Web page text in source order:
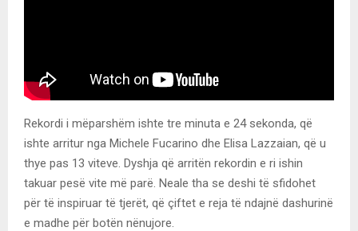
Rekordi i mëparshëm ishte tre minuta e 24 sekonda, që
ishte arritur nga Michele Fucarino dhe Elisa Lazzaian, që u
thye pas 13 viteve. Dyshja që arritën rekordin e ri ishin
takuar pesë vite më parë. Neale tha se deshi të sfidohet
për të inspiruar të tjerët, që çiftet e reja të ndajnë dashurinë
e madhe për botën nënujore.